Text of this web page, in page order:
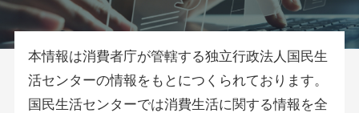
本情報は消費者庁が管轄する独立行政法人国民生
活センターの情報をもとにつくられております。
国民生活センターでは消費生活に関する情報を全